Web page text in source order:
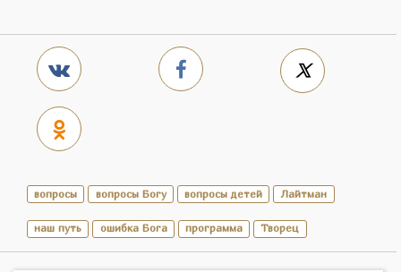
вопросы вопросы Богу вопросы детей Лайтман
наш путь ошибка Бога программа Творец